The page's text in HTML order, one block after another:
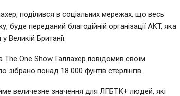
поділився в соціальних мережах, що весь
буде переданий благодійній організації AKT, яка
Британії.
One Show Галлахер повідомив своїм
понад 18 000 фунтів стерлінгів.
величезне значення для ЛГБТК+ людей, які